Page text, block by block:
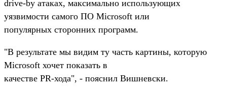
drive-by атаках, максимально использующих
уязвимости самого ПО Microsoft или
популярных сторонних программ.
"В результате мы видим ту часть картины, которую
Microsoft хочет показать в
качестве PR-хода", - пояснил Вишневски.